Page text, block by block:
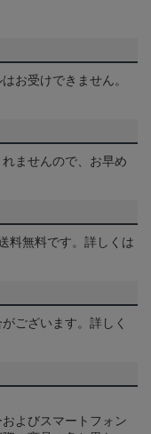
お受けできません。
ませんので、お早め
料無料です。詳しくは
ございます。詳しく
よびスマートフォン